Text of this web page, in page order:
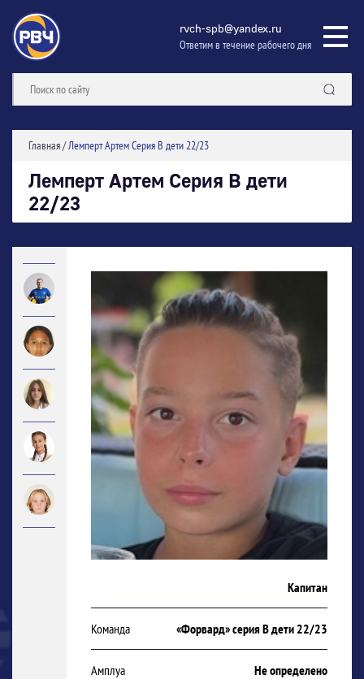
rvch-spb@yandex.ru
Ответим в течение рабочего дня
Главная/Лемперт Артем Серия В дети 22/23
Лемперт Артем Серия В дети
22/23
Капитан
Команда «Форвард» серия В дети 22/23
Амплуа Не определено